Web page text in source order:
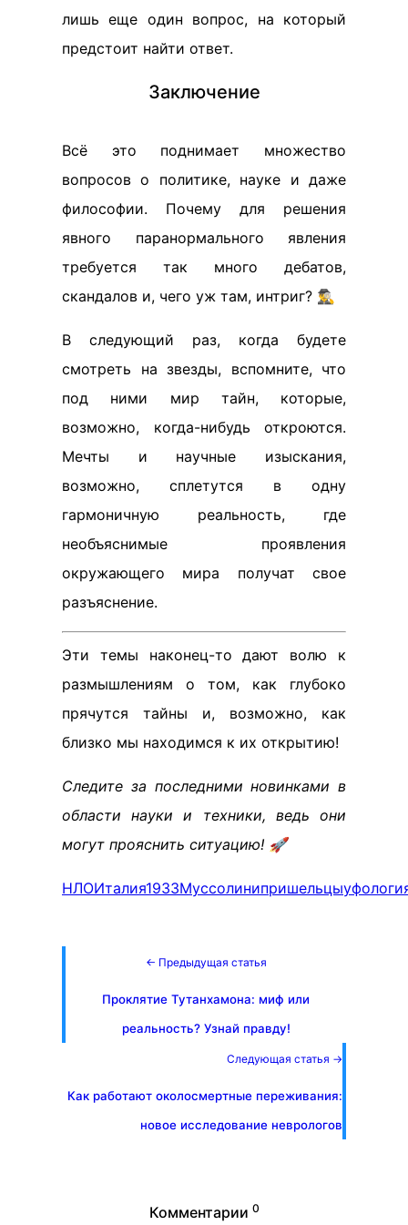
лишь еще один вопрос, на который
предстоит найти ответ.
Заключение
Всё это поднимает множество
вопросов о политике, науке и даже
философии. Почему для решения
явного паранормального явления
требуется так много дебатов,
скандалов и, чего уж там, интриг? 🕵️‍♂️
В следующий раз, когда будете
смотреть на звезды, вспомните, что
под ними мир тайн, которые,
возможно, когда-нибудь откроются.
Мечты и научные изыскания,
возможно, сплетутся в одну
гармоничную реальность, где
необъяснимые проявления
окружающего мира получат своe
разъяснение.
Эти темы наконец-то дают волю к
размышлениям о том, как глубоко
прячутся тайны и, возможно, как
близко мы находимся к их открытию!
Следите за последними новинками в
области науки и техники, ведь они
могут прояснить ситуацию! 🚀
НЛОИталия1933Муссолинипришельцы
← Предыдущая статья
Проклятие Тутанхамона: миф или
реальность? Узнай правду!
Следующая статья →
Как работают околосмертные переживания:
новое исследование неврологов
Комментарии 0